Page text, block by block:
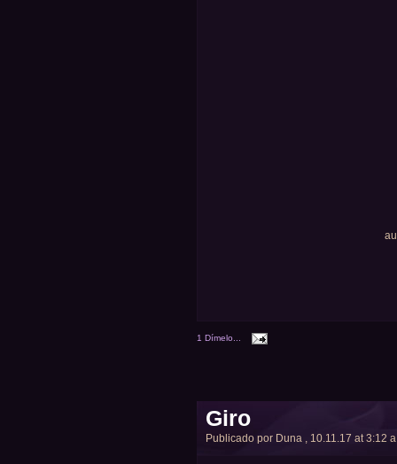
1 Dímelo...
Giro
Publicado por Duna , 10.11.17 at 3:12